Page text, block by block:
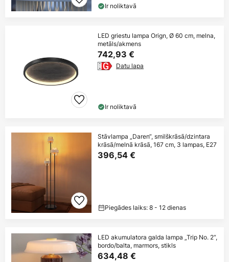
Ir noliktavā
LED griestu lampa Orign, Ø 60 cm, melna,
metāls/akmens
742,93 €
Datu lapa
Ir noliktavā
Stāvlampa „Daren“, smilškrāsā/dzintara
krāsā/melnā krāsā, 167 cm, 3 lampas, E27
396,54 €
Piegādes laiks: 8 - 12 dienas
LED akumulatora galda lampa „Trip No. 2“,
bordo/balta, marmors, stikls
634,48 €